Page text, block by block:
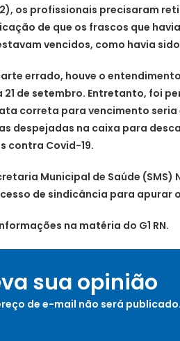
os profissionais precisaram
de que os frascos que
vencidos, como havia
errado, houve o
21 de setembro. Entretanto, foi
correta para vencimento seria
despejadas na caixa para
contra Covid-19.
Municipal de Saúde (SMS)
de sindicância para apurar
na matéria do G1 RN.
sua opinião
de e-mail não será publicado.